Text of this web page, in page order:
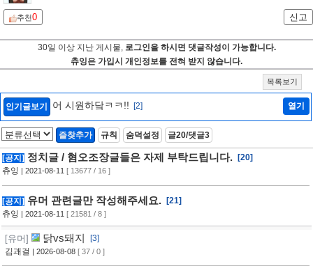
추천0 신고
30일 이상 지난 게시물, 로그인을 하시면 댓글작성이 가능합니다.
츄잉은 가입시 개인정보를 전혀 받지 않습니다.
목록보기
인기글보기 어 시원하닼ㅋㅋ!! [2] 열기
즐찾추가 규칙 숨덕설정 글20/댓글3
[공지] 정치글 / 혐오조장글들은 자제 부탁드립니다.
[20]
츄잉 | 2021-08-11 [ 13677 / 16 ]
[공지] 유머 관련글만 작성해주세요.
[21]
츄잉 | 2021-08-11 [ 21581 / 8 ]
[유머] 닭vs돼지
[3]
김괘걸 | 2026-08-08 [ 37 / 0 ]